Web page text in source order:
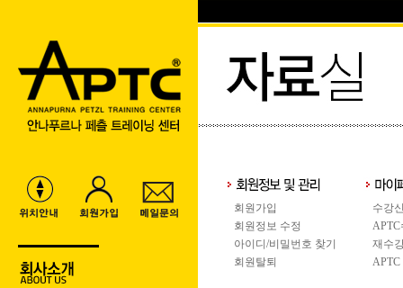
회원가입
회원정보 수정
아이디/비밀번호 찾기
회원탈퇴
수강
재수
APTC